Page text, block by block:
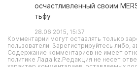
осчастливленный своим
тьфу
28.06.2015, 15:37
Комментарии могут оставлять только
пользователи. Зарегистрируйтесь либо,
Содержание комментариев не имеет
политике Лада.kz.Редакция не несет